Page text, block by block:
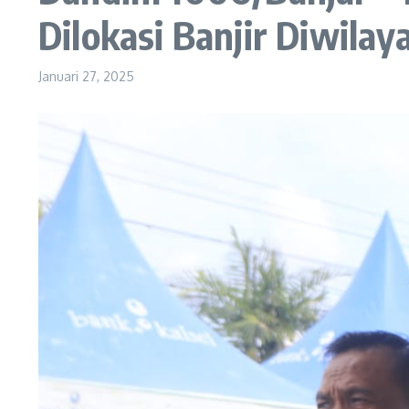
Dilokasi Banjir
Januari 27, 2025